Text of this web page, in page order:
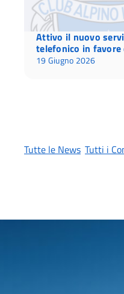
Attivo il nuovo
telefonico in favore
19 Giugno 2026
Tutte le News Tutti i